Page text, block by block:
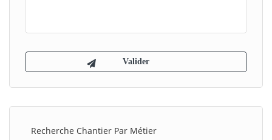
Recherche Chantier Par Métier